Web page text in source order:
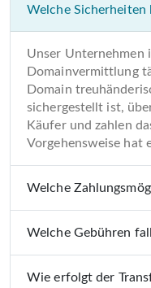
Welche Sicherheiten
Unser Unternehmen
Domainvermittlung
Domain
sichergestellt ist,
Käufer und zahlen
Vorgehensweise hat
Welche
Welche Gebühren
Wie erfolgt der